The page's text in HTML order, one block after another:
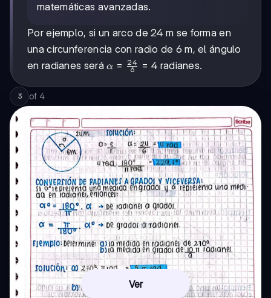
matemáticas avanzadas.
Por ejemplo, si un arco de 24 m se forma en
una circunferencia con radio de 6 m, el ángulo
en radianes será\alpha =
{6} = 4
α = 6
24 = 4 radianes.
3 of 4
Ver